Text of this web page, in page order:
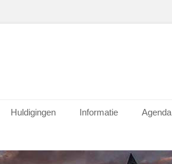
Huldigingen Informatie Agenda